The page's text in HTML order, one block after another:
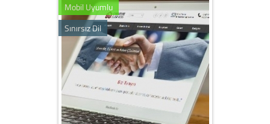
Mobil Uyumlu
Sınırsız Dil